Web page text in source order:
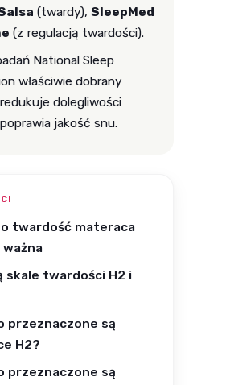
(twardy), SleepMed
(z regulacją twardości).
National Sleep
właściwie dobrany
dolegliwości
jakość snu.
twardość materaca
skale twardości H2 i
przeznaczone są
H2?
przeznaczone są